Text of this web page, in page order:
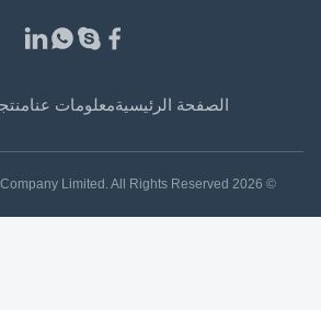
الصفحة الرئيسيةمعلومات عنامنتجات